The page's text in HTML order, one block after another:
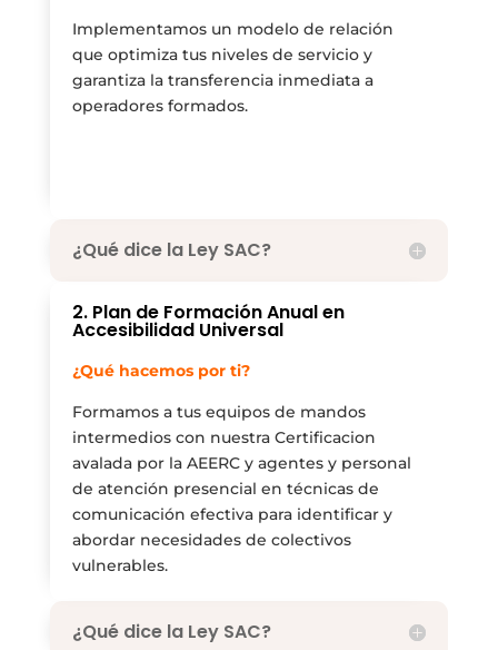
Implementamos un modelo de relación
que optimiza tus niveles de servicio y
garantiza la transferencia inmediata a
operadores formados.
¿Qué dice la Ley SAC?
2. Plan de Formación Anual en
Accesibilidad Universal
¿Qué hacemos por ti?
Formamos a tus equipos de mandos
intermedios con nuestra Certificacion
avalada por la AEERC y agentes y personal
de atención presencial en técnicas de
comunicación efectiva para identificar y
abordar necesidades de colectivos
vulnerables.
¿Qué dice la Ley SAC?